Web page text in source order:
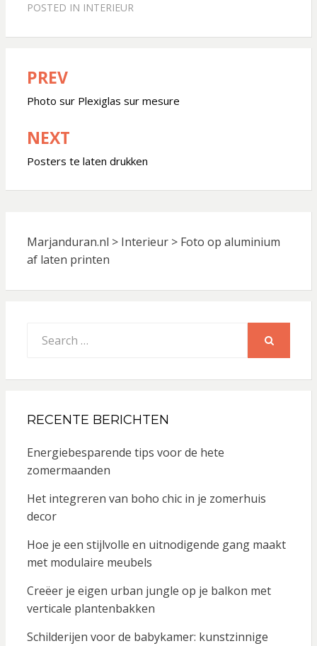
POSTED IN INTERIEUR
Bericht
navigatie
PREV
Photo sur Plexiglas sur mesure
NEXT
Posters te laten drukken
Marjanduran.nl > Interieur> Foto op aluminium
af laten printen
for:
RECENTE BERICHTEN
Energiebesparende tips voor de hete
zomermaanden
Het integreren van boho chic in je zomerhuis
decor
Hoe je een stijlvolle en uitnodigende gang maakt
met modulaire meubels
Creëer je eigen urban jungle op je balkon met
verticale plantenbakken
Schilderijen voor de babykamer: kunstzinnige